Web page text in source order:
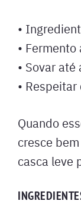
•
•
• Sovar
•
Quando
cresce
casca leve